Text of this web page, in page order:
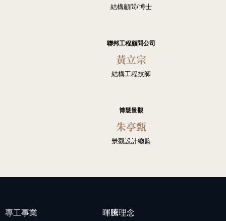
結構顧問/博士
聯邦工程顧問公司
黃立宗
結構工程技師
博慧景觀
朱亭甄
景觀設計總監
專工事業 暉騰理念